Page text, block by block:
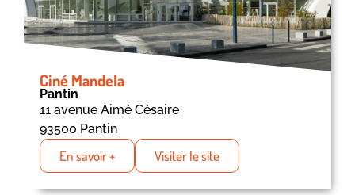
Ciné Mandela
Pantin
11 avenue Aimé Césaire
93500 Pantin
En savoir + Visiter le site